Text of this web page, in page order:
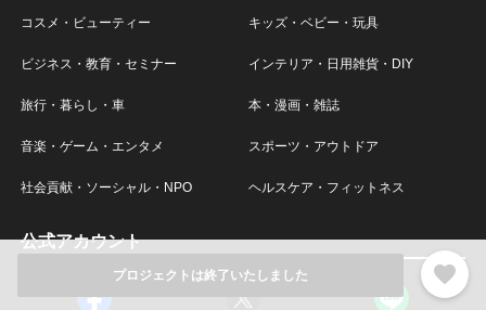
プロジェクトは終了いたしました favorite
コスメ・ビューティー キッズ・ベビー・玩具
ビジネス・教育・セミナー インテリア・日用雑貨・DIY
旅行・暮らし・車 本・漫画・雑誌
音楽・ゲーム・エンタメ スポーツ・アウトドア
社会貢献・ソーシャル・NPO ヘルスケア・フィットネス
公式アカウント